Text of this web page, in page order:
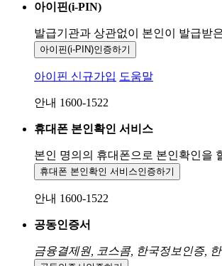
아이핀(i-PIN)
발급기관과 상관없이 본인이 발급받
아이핀(i-PIN)인증하기
아이핀 신규가입 도움말
안내 1600-1522
휴대폰 본인확인 서비스
본인 명의의 휴대폰으로 본인확인을
휴대폰 본인확인 서비스인증하기
안내 1600-1522
공동인증서
금융결제원, 코스콤, 한국정보인증,